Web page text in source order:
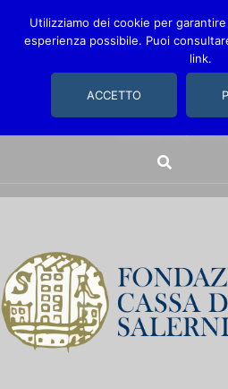
Utilizziamo dei cookie per
esperienza possibile. Puoi
link.
ACCETTO